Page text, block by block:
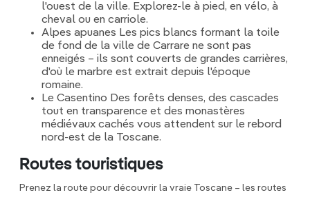
l'ouest de la ville. Explorez-le à pied, en vélo, à
cheval ou en carriole.
Alpes apuanes Les pics blancs formant la toile
de fond de la ville de Carrare ne sont pas
enneigés – ils sont couverts de grandes carrières,
d'où le marbre est extrait depuis l'époque
romaine.
Le Casentino Des forêts denses, des cascades
tout en transparence et des monastères
médiévaux cachés vous attendent sur le rebord
nord-est de la Toscane.
Routes touristiques
Prenez la route pour découvrir la vraie Toscane – les routes